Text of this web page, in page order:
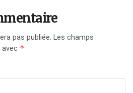
pas publiée. Les champs
avec *